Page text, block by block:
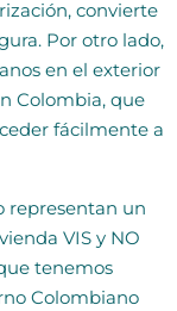
convierte
Por otro lado,
en el exterior
Colombia, que
fácilmente a
representan un
VIS y NO
tenemos
Colombiano